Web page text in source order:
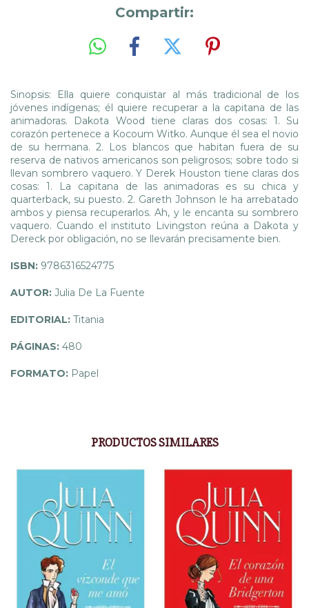
Compartir:
Sinopsis: Ella quiere conquistar al más tradicional de los
jóvenes indígenas; él quiere recuperar a la capitana de las
animadoras. Dakota Wood tiene claras dos cosas: 1. Su
corazón pertenece a Kocoum Witko. Aunque él sea el novio
de su hermana. 2. Los blancos que habitan fuera de su
reserva de nativos americanos son peligrosos; sobre todo si
llevan sombrero vaquero. Y Derek Houston tiene claras dos
cosas: 1. La capitana de las animadoras es su chica y
quarterback, su puesto. 2. Gareth Johnson le ha arrebatado
ambos y piensa recuperarlos. Ah, y le encanta su sombrero
vaquero. Cuando el instituto Livingston reúna a Dakota y
Dereck por obligación, no se llevarán precisamente bien.
ISBN: 9786316524775
AUTOR: Julia De La Fuente
EDITORIAL: Titania
PÁGINAS: 480
FORMATO: Papel
PRODUCTOS SIMILARES